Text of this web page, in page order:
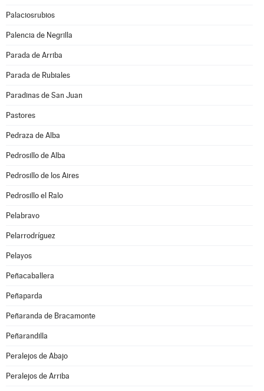
Palaciosrubios
Palencia de Negrilla
Parada de Arriba
Parada de Rubiales
Paradinas de San Juan
Pastores
Pedraza de Alba
Pedrosillo de Alba
Pedrosillo de los Aires
Pedrosillo el Ralo
Pelabravo
Pelarrodríguez
Pelayos
Peñacaballera
Peñaparda
Peñaranda de Bracamonte
Peñarandilla
Peralejos de Abajo
Peralejos de Arriba